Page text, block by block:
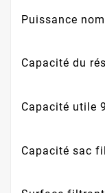
Puissance
Capacité du
Capacité utile
Capacité sac